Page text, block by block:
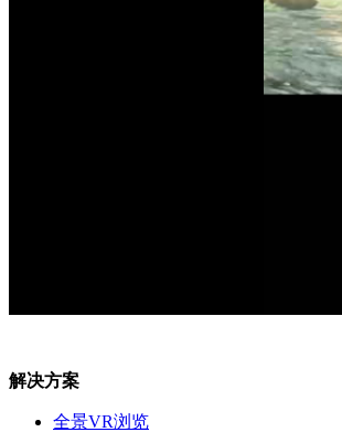
解决方案
全景VR浏览